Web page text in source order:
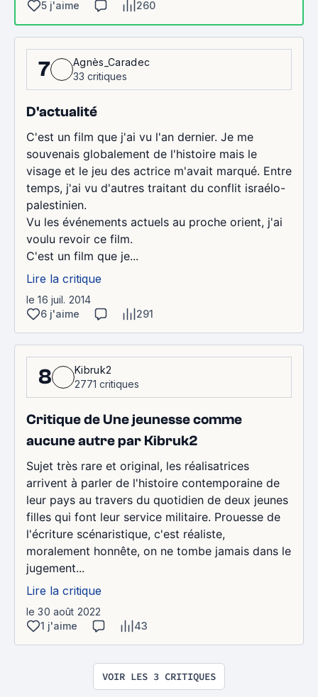
5 j'aime 260
7
Agnès_Caradec
33 critiques
D'actualité
C'est un film que j'ai vu l'an dernier. Je me
souvenais globalement de l'histoire mais le
visage et le jeu des actrice m'avait marqué. Entre
temps, j'ai vu d'autres traitant du conflit israélo-
palestinien.
Vu les événements actuels au proche orient, j'ai
voulu revoir ce film.
C'est un film que je...
Lire la critique
le 16 juil. 2014
6 j'aime
291
8
Kibruk2
2771 critiques
Critique de Une jeunesse comme
aucune autre par Kibruk2
Sujet très rare et original, les réalisatrices
arrivent à parler de l'histoire contemporaine de
leur pays au travers du quotidien de deux jeunes
filles qui font leur service militaire. Prouesse de
l'écriture scénaristique, c'est réaliste,
moralement honnête, on ne tombe jamais dans le
jugement...
Lire la critique
le 30 août 2022
1 j'aime
43
VOIR LES 3 CRITIQUES